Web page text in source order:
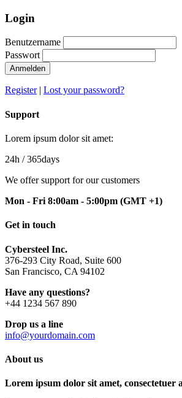
Login
Benutzername
Passwort
Anmelden
Register| Lost your password?
Support
Lorem ipsum dolor sit amet:
24h / 365days
We offer support for our customers
Mon - Fri 8:00am - 5:00pm (GMT +1)
Get in touch
Cybersteel Inc.
376-293 City Road, Suite 600
San Francisco, CA 94102
Have any questions?
+44 1234 567 890
Drop us a line
info@yourdomain.com
About us
Lorem ipsum dolor sit amet, consectetuer